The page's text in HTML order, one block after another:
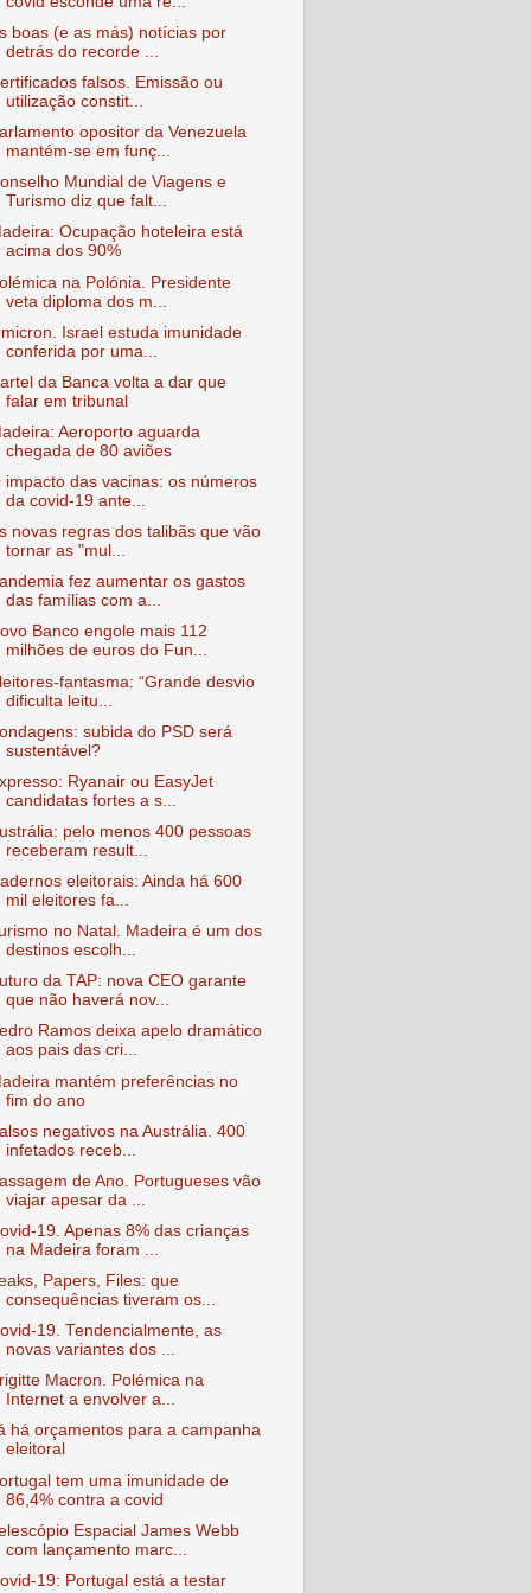
boas (e as más) notícias por
detrás do recorde ...
falsos. Emissão ou
utilização constit...
opositor da Venezuela
mantém-se em funç...
Mundial de Viagens e
Turismo diz que falt...
Ocupação hoteleira está
acima dos 90%
na Polónia. Presidente
veta diploma dos m...
Israel estuda imunidade
conferida por uma...
da Banca volta a dar que
falar em tribunal
Aeroporto aguarda
chegada de 80 aviões
impacto das vacinas: os números
da covid-19 ante...
novas regras dos talibãs que vão
tornar as "mul...
fez aumentar os gastos
das famílias com a...
Banco engole mais 112
milhões de euros do Fun...
fantasma: “Grande desvio
dificulta leitu...
subida do PSD será
sustentável?
Ryanair ou EasyJet
candidatas fortes a s...
pelo menos 400 pessoas
receberam result...
eleitorais: Ainda há 600
mil eleitores fa...
no Natal. Madeira é um dos
destinos escolh...
da TAP: nova CEO garante
que não haverá nov...
Ramos deixa apelo dramático
aos pais das cri...
mantém preferências no
fim do ano
negativos na Austrália. 400
infetados receb...
de Ano. Portugueses vão
viajar apesar da ...
19. Apenas 8% das crianças
na Madeira foram ...
Papers, Files: que
consequências tiveram os...
19. Tendencialmente, as
novas variantes dos ...
Macron. Polémica na
Internet a envolver a...
há orçamentos para a campanha
eleitoral
tem uma imunidade de
86,4% contra a covid
Espacial James Webb
com lançamento marc...
19: Portugal está a testar